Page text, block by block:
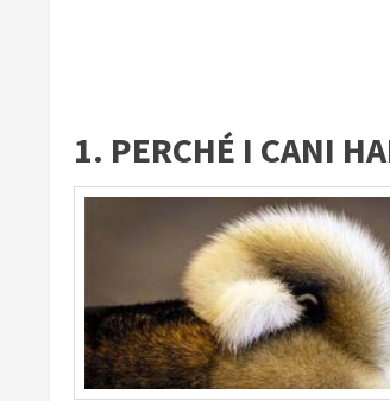
1. PERCHÉ I CANI